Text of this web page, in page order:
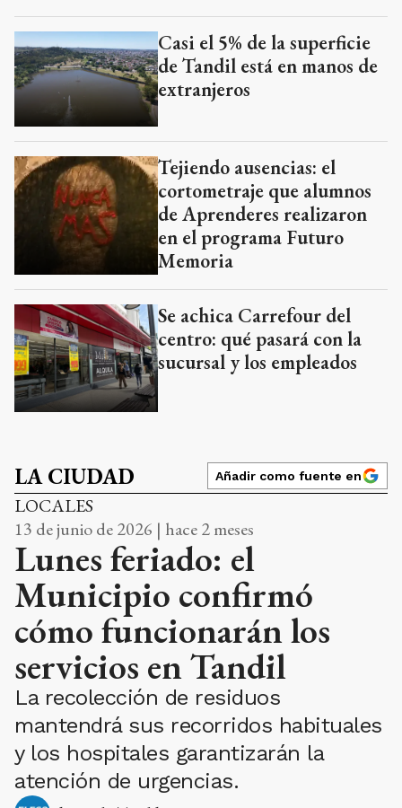
Casi el 5% de la superficie
de Tandil está en manos de
extranjeros
Tejiendo ausencias: el
cortometraje que alumnos
de Aprenderes realizaron
en el programa Futuro
Memoria
Se achica Carrefour del
centro: qué pasará con la
sucursal y los empleados
LA CIUDAD Añadir como fuente en
LOCALES
13 de junio de 2026 | hace 2 meses
Lunes feriado: el
Municipio confirmó
cómo funcionarán los
servicios en Tandil
La recolección de residuos
mantendrá sus recorridos habituales
y los hospitales garantizarán la
atención de urgencias.